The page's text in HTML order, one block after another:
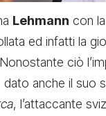
Lehmann con
ed infatti la
ciò
anche il suo
, l’attaccante